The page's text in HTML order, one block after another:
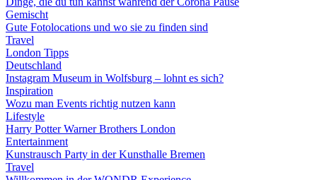
Gemischt
Gute Fotolocations und wo sie zu finden sind
Travel
London Tipps
Deutschland
Instagram Museum in Wolfsburg – lohnt es sich?
Inspiration
Wozu man Events richtig nutzen kann
Lifestyle
Harry Potter Warner Brothers London
Entertainment
Kunstrausch Party in der Kunsthalle Bremen
Travel